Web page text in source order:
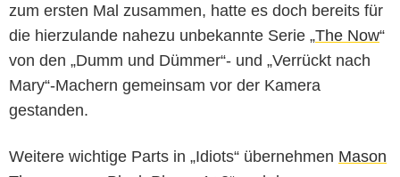
zum ersten Mal zusammen, hatte es doch bereits für
die hierzulande nahezu unbekannte Serie „The Now“
von den „Dumm und Dümmer“- und „Verrückt nach
Mary“-Machern gemeinsam vor der Kamera
gestanden.
Weitere wichtige Parts in „Idiots“ übernehmen Mason